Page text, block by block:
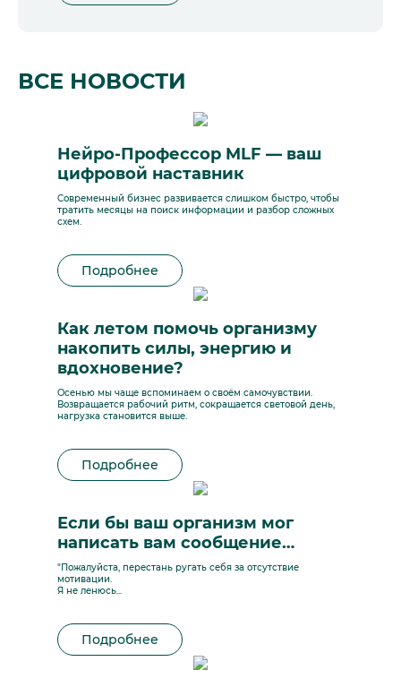
ВСЕ НОВОСТИ
Нейро-Профессор MLF — ваш
цифровой наставник
Современный бизнес развивается слишком быстро, чтобы
тратить месяцы на поиск информации и разбор сложных
схем.
Подробнее
Как летом помочь организму
накопить силы, энергию и
вдохновение?
Осенью мы чаще вспоминаем о своём самочувствии.
Возвращается рабочий ритм, сокращается световой день,
нагрузка становится выше.
Подробнее
Если бы ваш организм мог
написать вам сообщение…
"Пожалуйста, перестань ругать себя за отсутствие
мотивации.
Я не ленюсь...
Подробнее